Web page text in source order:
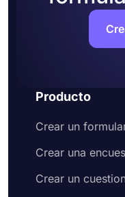
Producto
Crear un
Crear una
Crear un